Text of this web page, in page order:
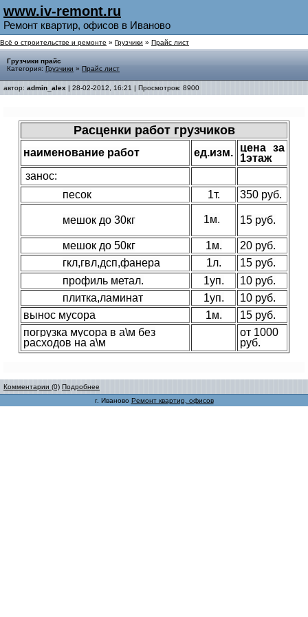
www.iv-remont.ru
Ремонт квартир, офисов в Иваново
Всё о строительстве и ремонте » Грузчики » Прайс лист
Грузчики прайс
Категория: Грузчики » Прайс лист
автор: admin_alex | 28-02-2012, 16:21 | Просмотров: 8900
Расценки работ грузчиков
наименование работ ед.изм.
цена за
1этаж
занос:
песок
1т. 350 руб.
мешок до 30кг 1м. 15 руб.
мешок до 50кг 1м.
20 руб.
гкл,гвл,дсп,фанера
1л.
15 руб.
профиль метал.
1уп.
10 руб.
плитка,ламинат
1уп.
10 руб.
вынос мусора
1м.
15 руб.
погрузка мусора в а\м без
расходов на а\м
от 1000
руб.
Комментарии (0) Подробнее
г. Иваново Ремонт квартир, офисов